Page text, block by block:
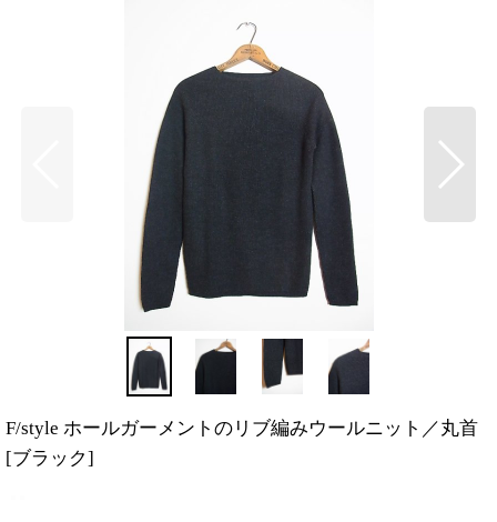
F/style ホールガーメントのリブ編みウールニット／丸首
[ブラック]